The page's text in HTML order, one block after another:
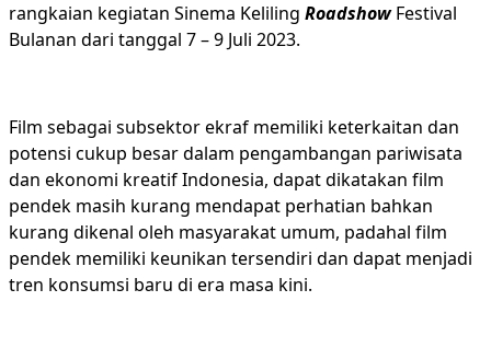
rangkaian kegiatan Sinema Keliling RoadshowFestival
Bulanan dari tanggal 7 – 9 Juli 2023.
Film sebagai subsektor ekraf memiliki keterkaitan dan
potensi cukup besar dalam pengambangan pariwisata
dan ekonomi kreatif Indonesia, dapat dikatakan film
pendek masih kurang mendapat perhatian bahkan
kurang dikenal oleh masyarakat umum, padahal film
pendek memiliki keunikan tersendiri dan dapat menjadi
tren konsumsi baru di era masa kini.